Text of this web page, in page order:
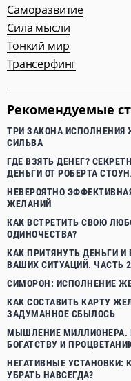
Саморазвитие
Сила мысли
Тонкий мир
Трансерфинг
Рекомендуемые
ТРИ ЗАКОНА
СИЛЬВА
ГДЕ ВЗЯТЬ ДЕНЕГ?
ДЕНЬГИ ОТ РОБЕРТА
НЕВЕРОЯТНО
ЖЕЛАНИЙ
КАК ВСТРЕТИТЬ СВОЮ
ОДИНОЧЕСТВА?
КАК ПРИТЯНУТЬ ДЕНЬГИ И
ВАШИХ СИТУАЦИЙ. ЧАСТЬ 2
СИМОРОН: ИСПОЛНЕНИЕ
КАК СОСТАВИТЬ КАРТУ
ЗАДУМАННОЕ СБЫЛОСЬ
МЫШЛЕНИЕ МИЛЛИОНЕРА.
БОГАТСТВУ И
НЕГАТИВНЫЕ УСТАНОВКИ:
УБРАТЬ НАВСЕГДА?